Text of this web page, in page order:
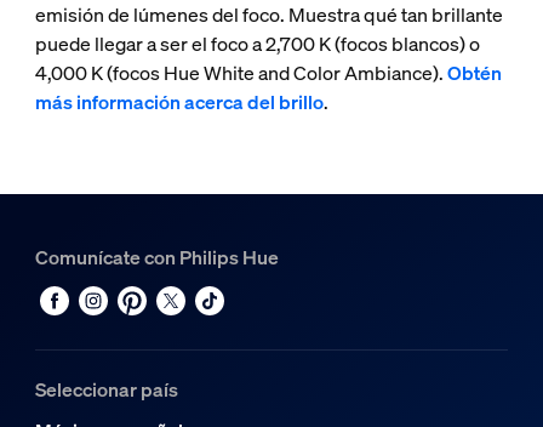
emisión de lúmenes del foco. Muestra qué tan brillante
puede llegar a ser el foco a 2,700 K (focos blancos) o
4,000 K (focos Hue White and Color Ambiance).Obtén
más información acerca del brillo.
Comunícate con Philips Hue
Seleccionar país